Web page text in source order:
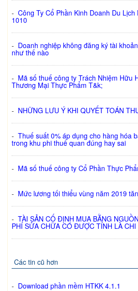
- Công Ty Cổ Phần Kinh Doanh Du
1010
- Doanh nghiệp không đăng ký tài
như thế nào
- Mã số thuế công ty Trách Nhiệm Hữu
Thương Mại Thực Phẩm T&k;
- NHỮNG LƯU Ý KHI QUYẾT TOÁN
- Thuế suất 0% áp dụng cho hàng hóa
trong khu phi thuế quan đúng hay sai
- Mã số thuế công ty Cổ Phần Thực
- Mức lương tối thiểu vùng năm 2019
- TÀI SẢN CỐ ĐỊNH MUA BẰNG
PHÍ SỬA CHỮA CÓ ĐƯỢC TÍNH LÀ
Các tin cũ hơn
- Download phần mềm HTKK 4.1.1